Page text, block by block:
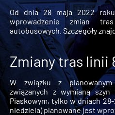
Od dnia 28 maja 2022
wprowadzenie zmian
autobusowych. Szczegóły
Zmiany tras linii
W związku z planowanym
związanych z wymianą
Piaskowym, tylko w dniach
niedziela) planowane jest